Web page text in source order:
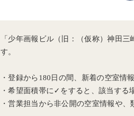
「少年画報ビル（旧：（仮称）神田
す。
・登録から180日の間、新着の空室情
・希望面積帯に✓をすると、該当する
・営業担当から非公開の空室情報や、